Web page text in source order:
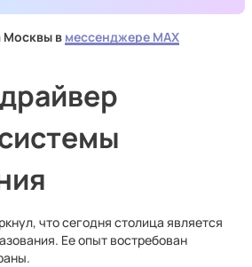
Москвы в мессенджере MAX
что сегодня столица является
Ее опыт востребован